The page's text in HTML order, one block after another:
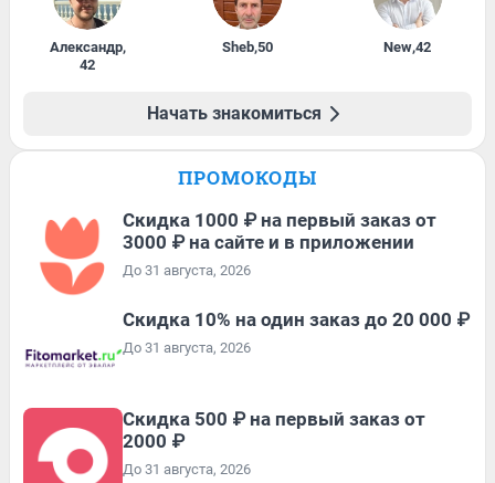
Александр,
42
Sheb,50 New,42
Начать знакомиться
ПРОМОКОДЫ
Скидка 1000 ₽ на первый заказ от
3000 ₽ на сайте и в приложении
До 31 августа, 2026
Скидка 10% на один заказ до 20 000 ₽
До 31 августа, 2026
Скидка 500 ₽ на первый заказ от
2000 ₽
До 31 августа, 2026